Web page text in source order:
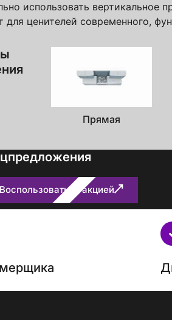
использовать вертикальное
для ценителей современного,
Прямая
Воспользоваться акцией